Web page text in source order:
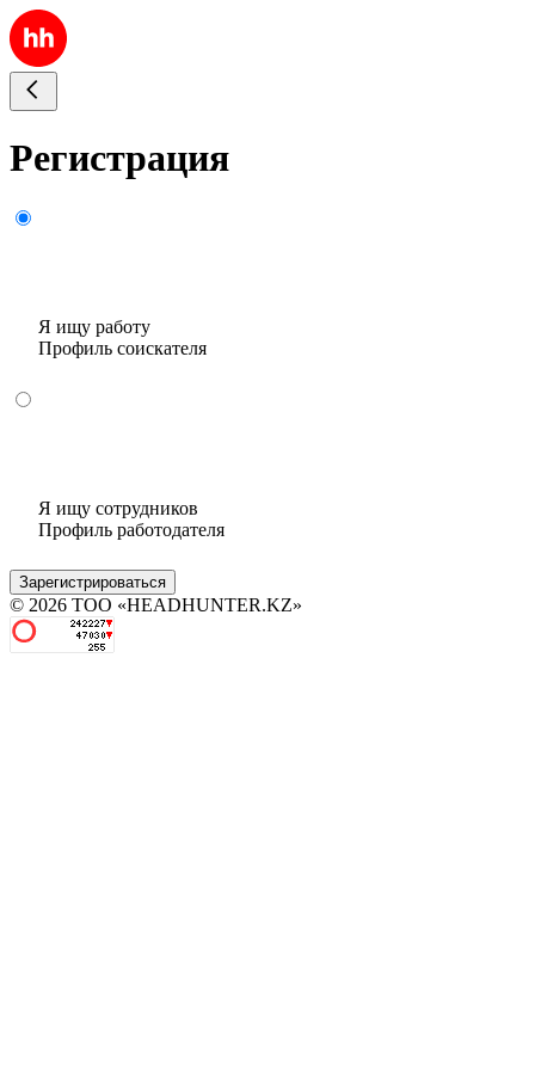
Регистрация
Я ищу работу
Профиль соискателя
Я ищу сотрудников
Профиль работодателя
Зарегистрироваться
© 2026 ТОО «HEADHUNTER.KZ»